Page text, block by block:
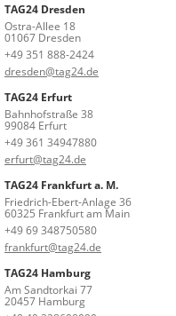
TAG24 Dresden
Ostra-Allee 18
01067 Dresden
+49 351 888-2424
dresden@tag24.de
TAG24 Erfurt
Bahnhofstraße 38
99084 Erfurt
+49 361 34947880
erfurt@tag24.de
TAG24 Frankfurt a. M.
Friedrich-Ebert-Anlage 36
60325 Frankfurt am Main
+49 69 348750580
frankfurt@tag24.de
TAG24 Hamburg
Am Sandtorkai 77
20457 Hamburg